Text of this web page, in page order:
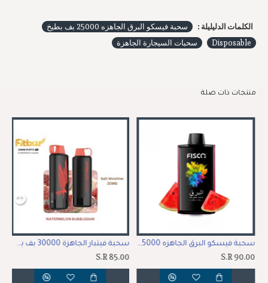
الكلمات الدليليلة :
سحبة فيسكو البرق الجاهزه 25000 بف بطيخ
Disposable
سحبات السيجارة الجاهزة
منتجات ذات صلة
سحبة فيسكو البرق الجاهزه 25000 بف بطيخ
S.R 90.00
سحبة فيتبار الجاهزة 30000 بف بطيخ علكة
S.R 85.00